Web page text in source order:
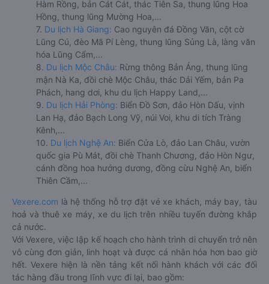
Hàm Rồng, bản Cát Cát, thác Tiên Sa, thung lũng Hoa
Hồng, thung lũng Mường Hoa,...
7. Du lịch Hà Giang: Cao nguyên đá Đồng Văn, cột cờ
Lũng Cú, đèo Mã Pí Lèng, thung lũng Sủng Là, làng văn
hóa Lũng Cẩm,...
8. Du lịch Mộc Châu: Rừng thông Bản Áng, thung lũng
mận Nà Ka, đồi chè Mộc Châu, thác Dải Yếm, bản Pa
Phách, hang dơi, khu du lịch Happy Land,...
9. Du lịch Hải Phòng: Biển Đồ Sơn, đảo Hòn Dấu, vịnh
Lan Hạ, đảo Bạch Long Vỹ, núi Voi, khu di tích Tràng
Kênh,...
10. Du lịch Nghệ An: Biển Cửa Lò, đảo Lan Châu, vườn
quốc gia Pù Mát, đồi chè Thanh Chương, đảo Hòn Ngư,
cánh đồng hoa hướng dương, đồng cừu Nghệ An, biển
Thiên Cầm,...
Vexere.com là hệ thống hỗ trợ đặt vé xe khách, máy bay, tàu
hoả và thuê xe máy, xe du lịch trên nhiều tuyến đường khắp
cả nước.
Với Vexere, việc lập kế hoạch cho hành trình di chuyển trở nên
vô cùng đơn giản, linh hoạt và được cá nhân hóa hơn bao giờ
hết. Vexere hiện là nền tảng kết nối hành khách với các đối
tác hàng đầu trong lĩnh vực đi lại, bao gồm: